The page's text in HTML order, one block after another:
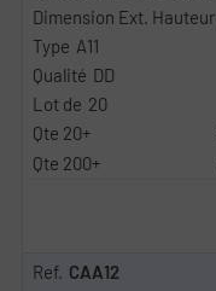
A11
DD
20
CAA12